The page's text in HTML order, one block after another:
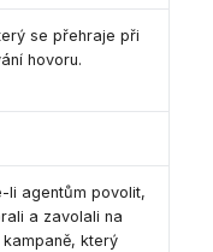
se přehraje při
hovoru.
li agentům povolit,
a zavolali na
který